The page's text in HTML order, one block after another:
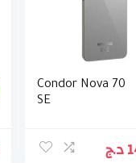
Condor Nova 70
SE
د.ج